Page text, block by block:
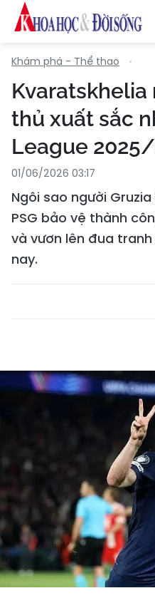
Khám phá - Thể thao
Kvaratskhelia
thủ xuất sắc
League
01/06/2026 03:17
Ngôi sao người
PSG bảo vệ thành
và vươn lên đua
nay.